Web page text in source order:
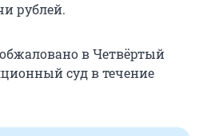
рублей.
в Четвёртый
суд в течение